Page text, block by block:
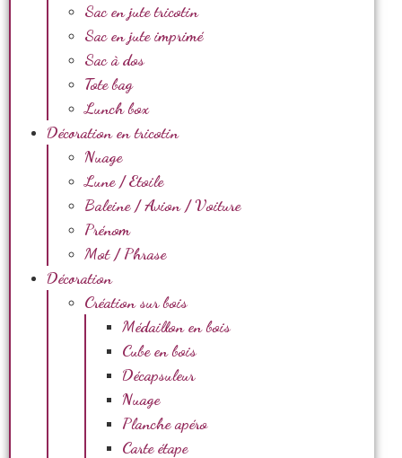
Sac en jute tricotin
Sac en jute imprimé
Sac à dos
Tote bag
Lunch box
Décoration en tricotin
Nuage
Lune / Etoile
Baleine / Avion / Voiture
Prénom
Mot / Phrase
Décoration
Création sur bois
Médaillon en bois
Cube en bois
Décapsuleur
Nuage
Planche apéro
Carte étape